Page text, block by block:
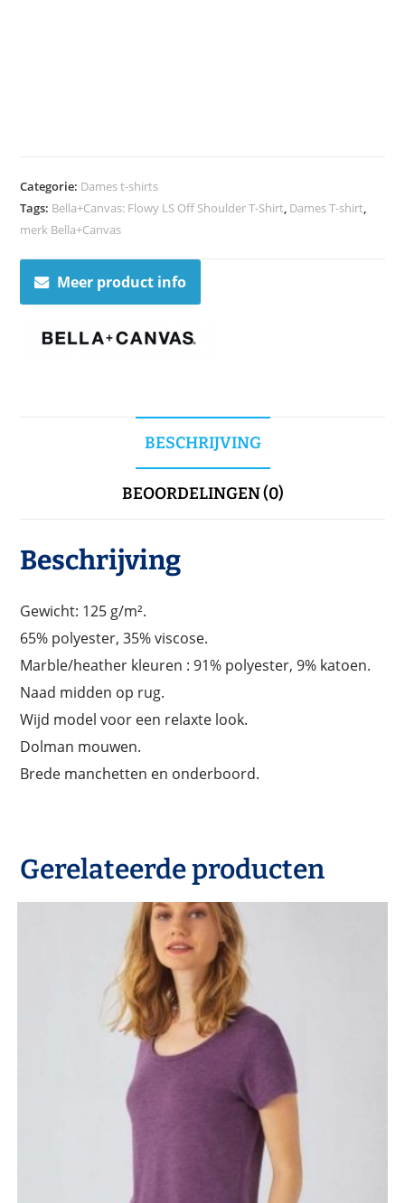
Categorie: Dames t-shirts
Tags: Bella+Canvas: Flowy LS Off Shoulder T-Shirt, Dames T-shirt,
merk Bella+Canvas
Meer product info
BESCHRIJVING
BEOORDELINGEN (0)
Beschrijving
Gewicht: 125 g/m².
65% polyester, 35% viscose.
Marble/heather kleuren : 91% polyester, 9% katoen.
Naad midden op rug.
Wijd model voor een relaxte look.
Dolman mouwen.
Brede manchetten en onderboord.
Gerelateerde producten